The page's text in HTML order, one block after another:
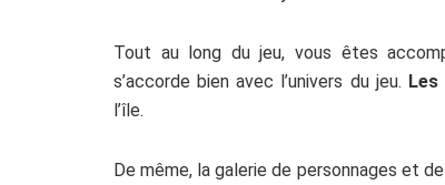
Tout au long du jeu, vous êtes
s’accorde bien avec l’univers du jeu. Les
l’île.
De même, la galerie de personnages et